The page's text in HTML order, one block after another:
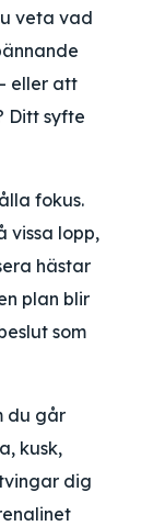
veta vad
eller att
Ditt syfte
fokus.
vissa lopp,
hästar
plan blir
som
du går
kusk,
dig